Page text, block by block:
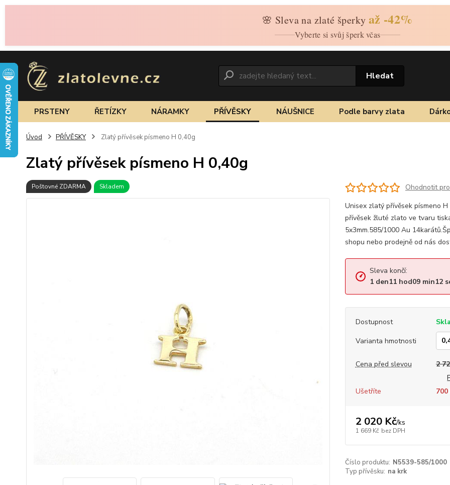
🌸 Sleva na zlaté šperky až -42%
Vyberte si svůj šperk včas
Hledat
PRSTENY ŘETÍZKY NÁRAMKY PŘÍVĚSKY NÁUŠNICE Podle barvy zlata
Úvod PŘÍVĚSKY Zlatý přívěsek písmeno H 0,40g
Zlatý přívěsek písmeno H 0,40g
Poštovné ZDARMA Skladem
Ohodnotit
Unisex zlatý přívěsek písmeno
přívěsek žluté zlato ve tvaru
5x3mm.585/1000 Au
shopu nebo prodejně od nás
Sleva končí:
1 den11hod09min12
Dostupnost
Varianta hmotnosti
Cena před slevou
2
Ušetříte
700
2 020 Kč/ks
1 669 Kč bez DPH
Číslo produktu: N5539-585/1000
Typ přívěsku: na krk